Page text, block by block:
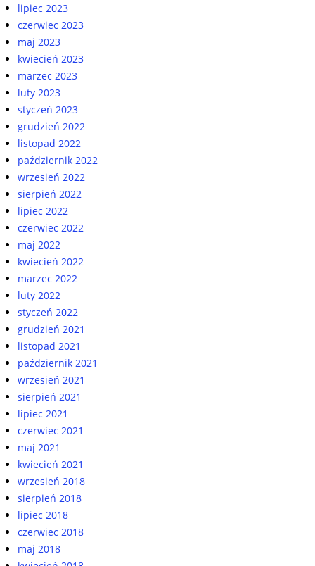
lipiec 2023
czerwiec 2023
maj 2023
kwiecień 2023
marzec 2023
luty 2023
styczeń 2023
grudzień 2022
listopad 2022
październik 2022
wrzesień 2022
sierpień 2022
lipiec 2022
czerwiec 2022
maj 2022
kwiecień 2022
marzec 2022
luty 2022
styczeń 2022
grudzień 2021
listopad 2021
październik 2021
wrzesień 2021
sierpień 2021
lipiec 2021
czerwiec 2021
maj 2021
kwiecień 2021
wrzesień 2018
sierpień 2018
lipiec 2018
czerwiec 2018
maj 2018